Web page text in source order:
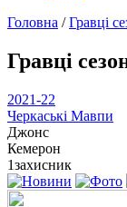
Головна /Гравці
Гравці
2021-22
Черкаські Мавпи
Джонс
Кемерон
1захисник